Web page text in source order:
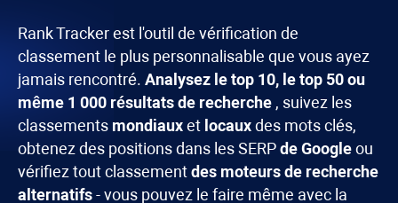
Rank Trackerest l'outil de vérification de
classement le plus personnalisable que vous ayez
jamais rencontré. Analysez le top 10, le top 50 ou
même 1 000 résultats de recherche , suivez les
classements mondiauxet locauxdes mots clés,
obtenez des positions dans les SERPde Googleou
vérifiez tout classementdes moteurs de recherche
alternatifs- vous pouvez le faire même avec la